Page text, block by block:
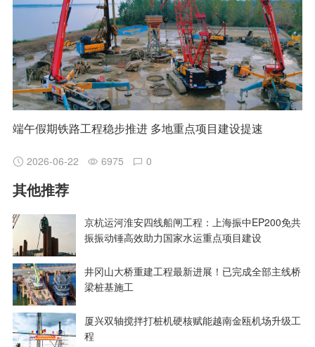
端午假期铁路工程稳步推进 多地重点项目建设提速
2026-06-22 6975 0
其他推荐
京杭运河淮安四线船闸工程：上海振中EP200免共
振振动锤高效助力国家水运重点项目建设
井冈山大桥重建工程最新进展！已完成全部主线桥
梁桩基施工
厦兴双轴搅拌打桩机硬核赋能越南金瓯机场升级工
程